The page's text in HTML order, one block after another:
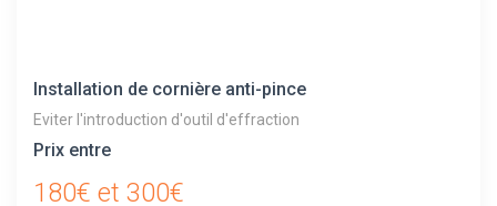
Installation de cornière anti-pince
Eviter l'introduction d'outil d'effraction
Prix entre
180€ et 300€